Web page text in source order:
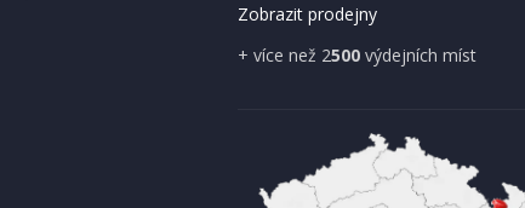
Zobrazit prodejny
+ více než 2500výdejních míst